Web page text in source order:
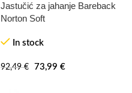
-100%
20%
Jastučić za jahanje Bareback
Norton Soft
In stock
92,49€ 73,99 €